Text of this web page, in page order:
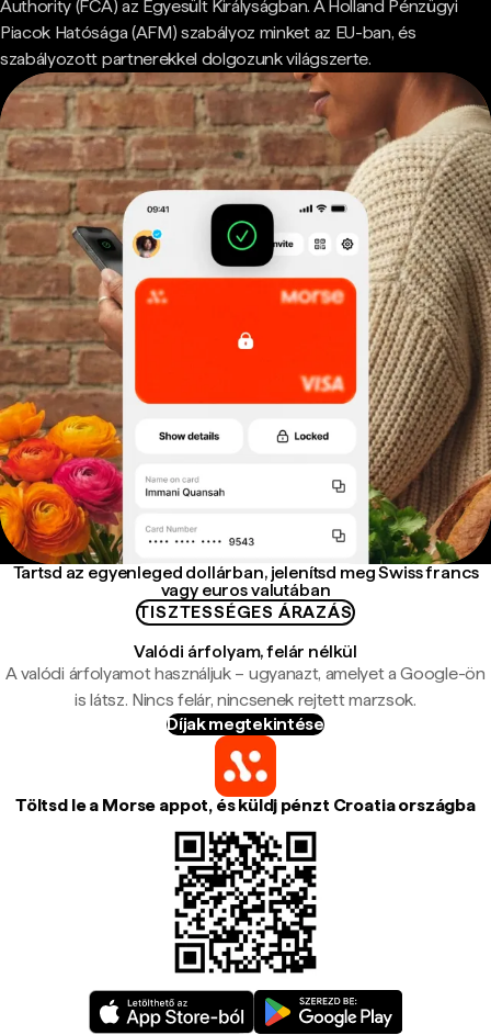
Authority (FCA) az Egyesült Királyságban. A Holland Pénzügyi
Piacok Hatósága (AFM) szabályoz minket az EU-ban, és
szabályozott partnerekkel dolgozunk világszerte.
Tartsd az egyenleged dollárban, jelenítsd meg Swiss francs
vagy euros valutában
TISZTESSÉGES ÁRAZÁS
Valódi árfolyam, felár nélkül
A valódi árfolyamot használjuk – ugyanazt, amelyet a Google-ön
is látsz. Nincs felár, nincsenek rejtett marzsok.
Díjak megtekintése
Töltsd le a Morse appot, és küldj pénzt Croatia országba